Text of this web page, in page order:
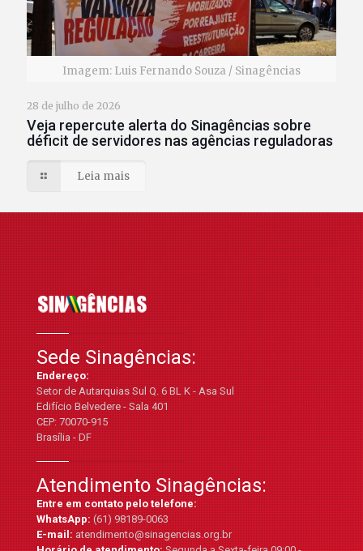
Imagem: Luis Fernando Souza / Sinagências
28 de julho de 2026
Veja repercute alerta do Sinagências sobre
déficit de servidores nas agências reguladoras
Leia mais
Sede Sinagências:
Endereço:
Setor de Autarquias Sul Q. 6 BL K - Asa Sul
Edifício Belvedere - Sala 401
CEP: 70070-915
Brasília - DF
Atendimento Sinagências:
Entre em contato pelo telefone:
WhatsApp:(61) 98189-0063
E-mail:atendimento@sinagencias.org.br